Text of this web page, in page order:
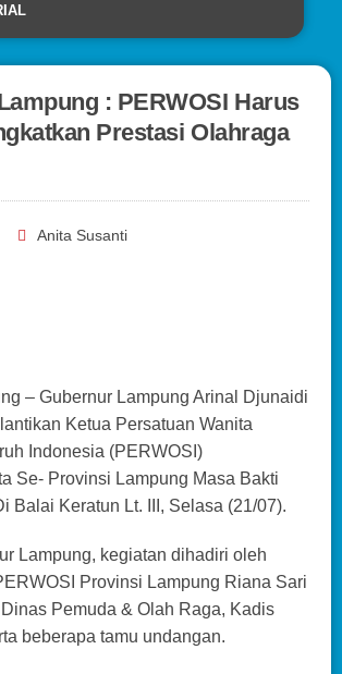
: PERWOSI Harus
Prestasi Olahraga
Anita Susanti
– Gubernur Lampung Arinal Djunaidi
Ketua Persatuan Wanita
Indonesia (PERWOSI)
Se- Provinsi Lampung Masa Bakti
Balai Keratun Lt. III, Selasa (21/07).
Lampung, kegiatan dihadiri oleh
Provinsi Lampung Riana Sari
Pemuda & Olah Raga, Kadis
beberapa tamu undangan.